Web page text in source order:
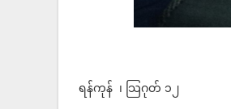
ရန်ကုန် ၊ သြဂုတ် ၁၂